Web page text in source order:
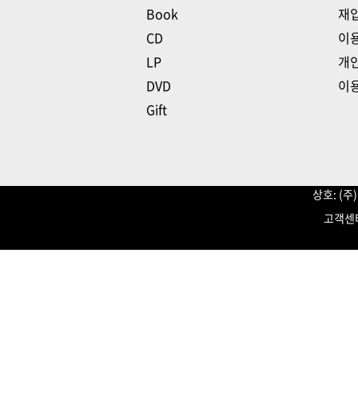
Book
CD
LP
DVD
Gift
재
이
개
이
상호: (
고객